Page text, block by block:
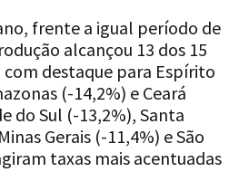
frente a igual período de
alcançou 13 dos 15
com destaque para Espírito
(-14,2%) e Ceará
do Sul (-13,2%), Santa
Gerais (-11,4%) e São
taxas mais acentuadas